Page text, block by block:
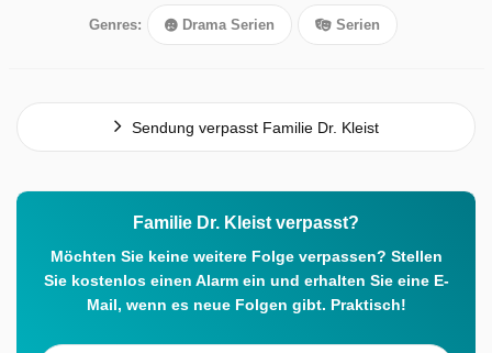
Genres: Drama Serien Serien
Sendung verpasst Familie Dr. Kleist
Familie Dr. Kleist verpasst?
Möchten Sie keine weitere Folge verpassen? Stellen
Sie kostenlos einen Alarm ein und erhalten Sie eine E-
Mail, wenn es neue Folgen gibt. Praktisch!